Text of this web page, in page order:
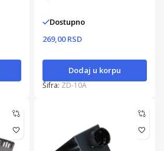
Dostupno
269,00 RSD
Dodaj u korpu
Šifra: ZD-10A